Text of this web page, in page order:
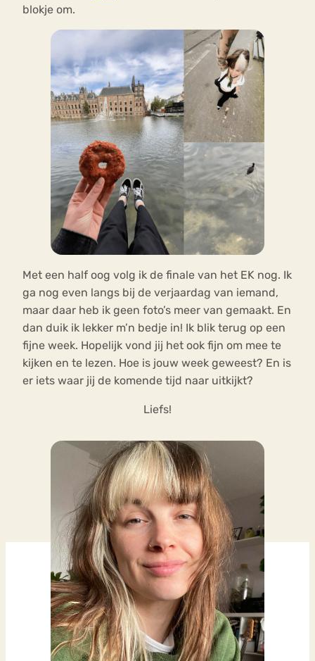
blokje om.
Met een half oog volg ik de finale van het EK nog. Ik
ga nog even langs bij de verjaardag van iemand,
maar daar heb ik geen foto’s meer van gemaakt. En
dan duik ik lekker m’n bedje in! Ik blik terug op een
fijne week. Hopelijk vond jij het ook fijn om mee te
kijken en te lezen. Hoe is jouw week geweest? En is
er iets waar jij de komende tijd naar uitkijkt?
Liefs!